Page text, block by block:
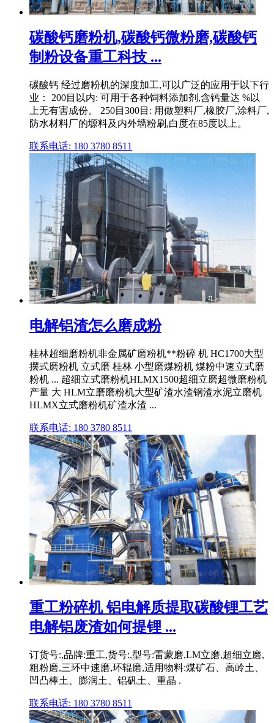
碳酸钙磨粉机,碳酸钙微粉磨,碳酸钙
制粉设备重工科技 ...
碳酸钙 经过磨粉机的深度加工,可以广泛的应用于以下行
业： 200目以内: 可用于各种饲料添加剂,含钙量达 %以
上无有害成份。 250目300目: 用做塑料厂,橡胶厂,涂料厂,
防水材料厂的塬料及内外墙粉刷,白度在85度以上。
联系电话: 180 3780 8511
电解铝渣怎么磨成粉
桂林超细磨粉机非金属矿磨粉机**粉碎 机 HC1700大型
摆式磨粉机 立式磨 桂林 小型磨煤粉机 煤粉中速立式磨
粉机 ... 超细立式磨粉机HLMX1500超细立磨超微磨粉机
产量 大 HLM立磨磨粉机大型矿渣水渣钢渣水泥立磨机
HLMX立式磨粉机矿渣水渣 ...
联系电话: 180 3780 8511
重工粉碎机 铝电解质提取碳酸锂工艺
电解铝废渣如何提锂 ...
订货号:,品牌:重工,货号:,型号:雷蒙磨,LM立磨,超细立磨,
粗粉磨,三环中速磨,环辊磨,适用物料:煤矿石、高岭土、
凹凸棒土、膨润土、铝矾土、重晶 .
联系电话: 180 3780 8511